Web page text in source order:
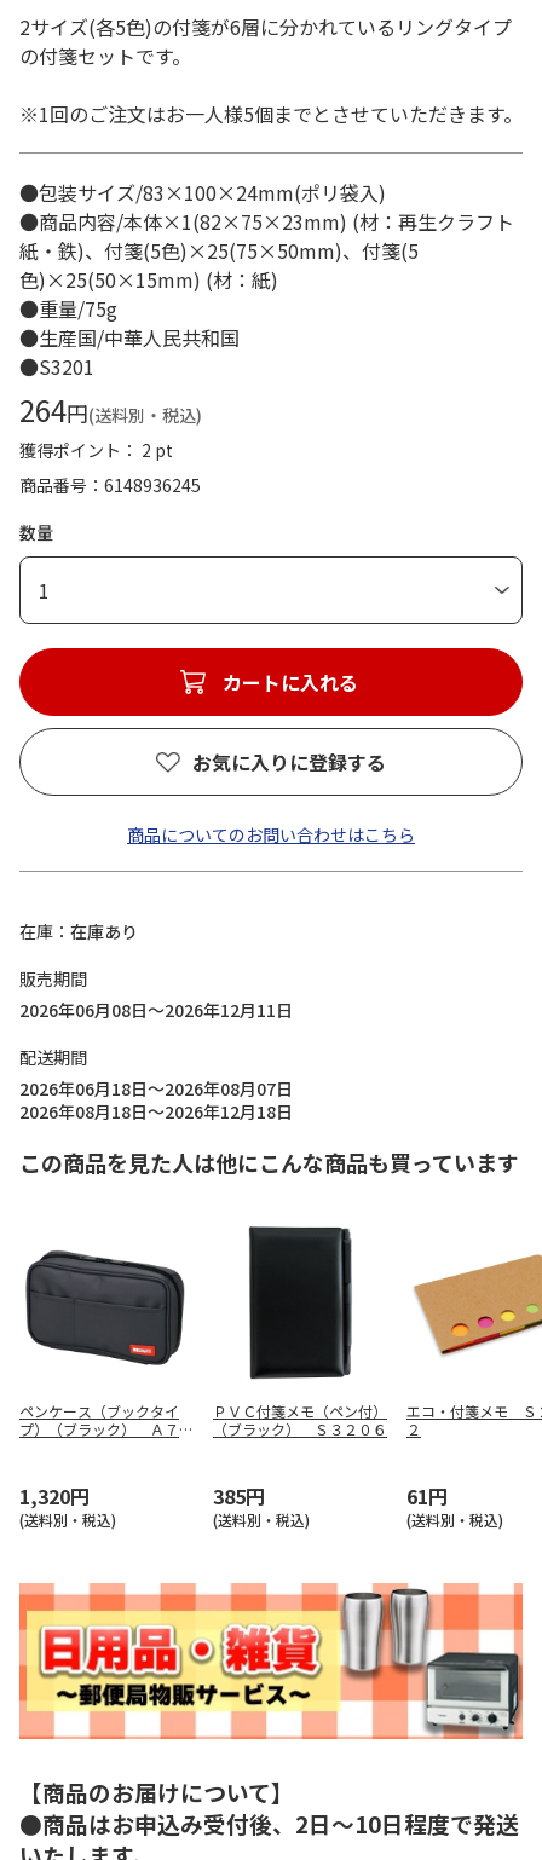
2サイズ(各5色)の付箋が6層に分かれているリングタイプ
の付箋セットです。
※1回のご注文はお一人様5個までとさせていただきます。
●包装サイズ/83×100×24mm(ポリ袋入)
●商品内容/本体×1(82×75×23mm) (材：再生クラフト
紙・鉄)、付箋(5色)×25(75×50mm)、付箋(5
色)×25(50×15mm) (材：紙)
●重量/75g
●生産国/中華人民共和国
●S3201
264円(送料別・税込)
獲得ポイント： 2 pt
商品番号
6148936245
数量
1
カートに入れる
お気に入りに登録する
商品についてのお問い合わせはこちら
在庫
在庫あり
販売期間
2026年06月08日～2026年12月11日
配送期間
2026年06月18日～2026年08月07日
2026年08月18日～2026年12月18日
この商品を見た人は他にこんな商品も買っています
ペンケース（ブックタイ
プ）（ブラック） Ａ７５
1,320円
(送料別・税込)
ＰＶＣ付箋メモ（ペン付）
（ブラック） Ｓ３２０６
385円
(送料別・税込)
エコ・付箋メモ Ｓ
２
61円
(送料別・税込)
【商品のお届けについて】
●商品はお申込み受付後、2日～10日程度で発送